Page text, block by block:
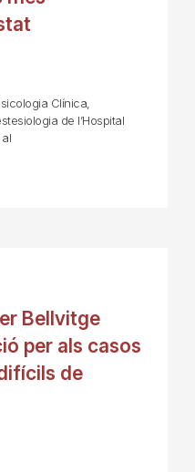
Clínica,
de l’Hospital
Bellvitge
per als casos
de